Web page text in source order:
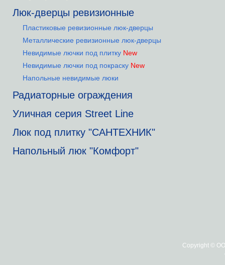
Люк-дверцы ревизионные
Пластиковые ревизионные люк-дверцы
Металлические ревизионные люк-дверцы
Невидимые лючки под плитку New
Невидимые лючки под покраску New
Напольные невидимые люки
Радиаторные ограждения
Уличная серия Street Line
Люк под плитку "САНТЕХНИК"
Напольный люк "Комфорт"
Copyright ©